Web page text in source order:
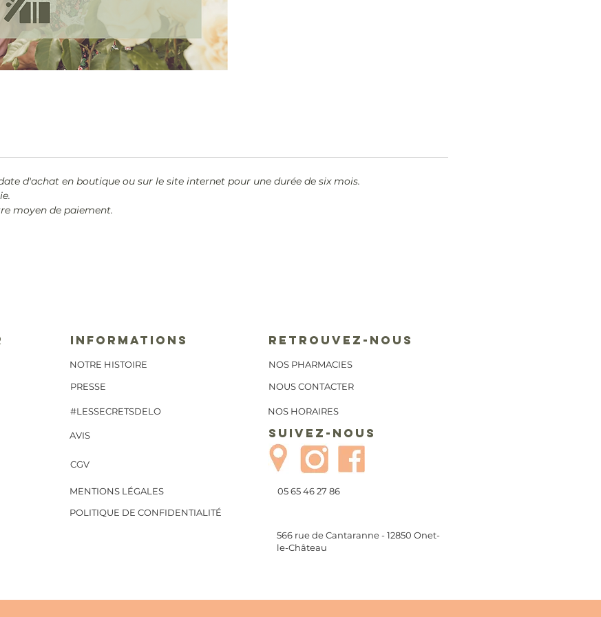
d'achat en boutique ou sur le site internet pour une durée de six mois.
moyen de paiement.
INFORMATIONS
NOTRE HISTOIRE
PRESSE
#LESSECRETSDELO
AVIS
CGV
MENTIONS LÉGALES
POLITIQUE DE CONFIDENTIALITÉ
RETROUVEZ-NOUS
NOS PHARMACIES
NOUS CONTACTER
NOS HORAIRES
SUIVEZ-NOUS
05 65 46 27 86
566 rue de Cantaranne - 12850 Onet-
le-Château